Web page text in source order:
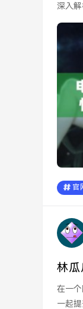
深入解
故...
官
林瓜
在一
一起